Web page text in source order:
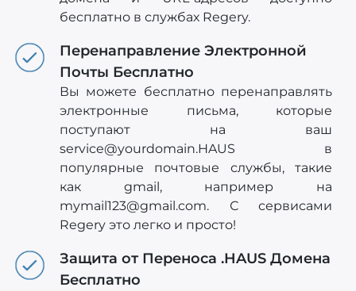
бесплатно в службах Regery.
Перенаправление Электронной
Почты Бесплатно
Вы можете бесплатно перенаправлять
электронные письма, которые
поступают на ваш
service@yourdomain.HAUS в
популярные почтовые службы, такие
как gmail, например на
mymail123@gmail.com. С сервисами
Regery это легко и просто!
Защита от Переноса .HAUS Домена
Бесплатно